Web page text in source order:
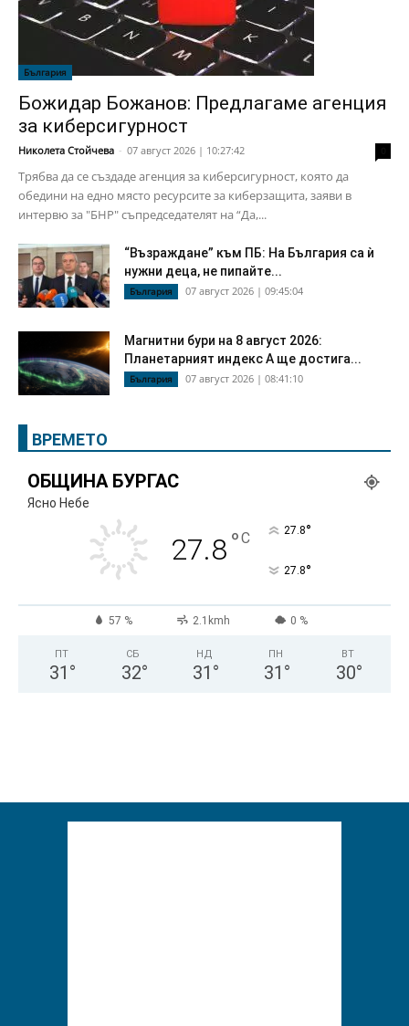
България
Божидар Божанов: Предлагаме агенция
за киберсигурност
Николета Стойчева - 07 август 2026 | 10:27:42
Трябва да се създаде агенция за киберсигурност, която да
обедини на едно място ресурсите за киберзащита, заяви в
интервю за "БНР" съпредседателят на “Да,...
“Възраждане” към ПБ: На България са ѝ
нужни деца, не пипайте...
България 07 август 2026 | 09:45:04
Магнитни бури на 8 август 2026:
Планетарният индекс А ще достига...
България 07 август 2026 | 08:41:10
ВРЕМЕТО
ОБЩИНА БУРГАС
Ясно Небе
27.8°C 27.8°
27.8°
57 % 2.1kmh 0 %
ПТ
31 °
СБ
32°
НД
31 °
ПН
31 °
ВТ
30°